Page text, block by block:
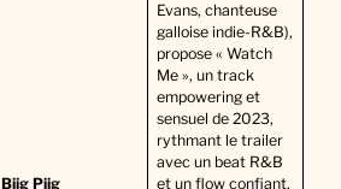
Biig Piig
Evans, chanteuse
galloise indie-R&B),
propose « Watch
Me », un track
empowering et
sensuel de 2023,
rythmant le trailer
avec un beat R&B
et un flow confiant,